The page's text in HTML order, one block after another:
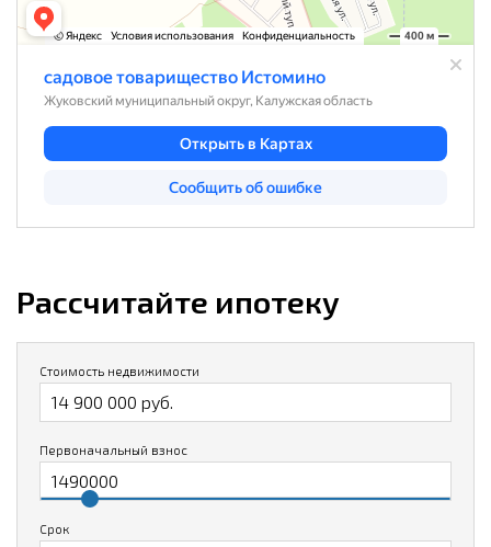
Рассчитайте ипотеку
Стоимость недвижимости
Первоначальный взнос
Срок